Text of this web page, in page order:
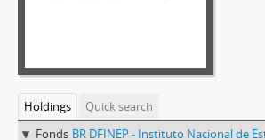
Holdings
Quick search
Fonds BR DFINEP - Instituto Nacional de Estudos e